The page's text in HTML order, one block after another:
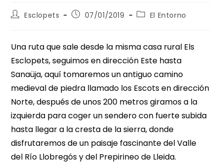
Esclopets 07/01/2019 El Entorno
Una ruta que sale desde la misma casa rural Els
Esclopets, seguimos en dirección Este hasta
Sanaüja, aquí tomaremos un antiguo camino
medieval de piedra llamado los Escots en dirección
Norte, después de unos 200 metros giramos a la
izquierda para coger un sendero con fuerte subida
hasta llegar a la cresta de la sierra, donde
disfrutaremos de un paisaje fascinante del Valle
del Río Llobregós y del Prepirineo de Lleida.